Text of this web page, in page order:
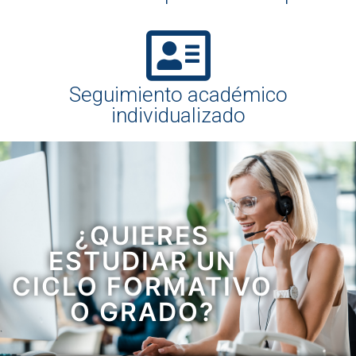
Seguimiento académico
individualizado
¿QUIERES
ESTUDIAR UN
CICLO FORMATIVO
O GRADO?